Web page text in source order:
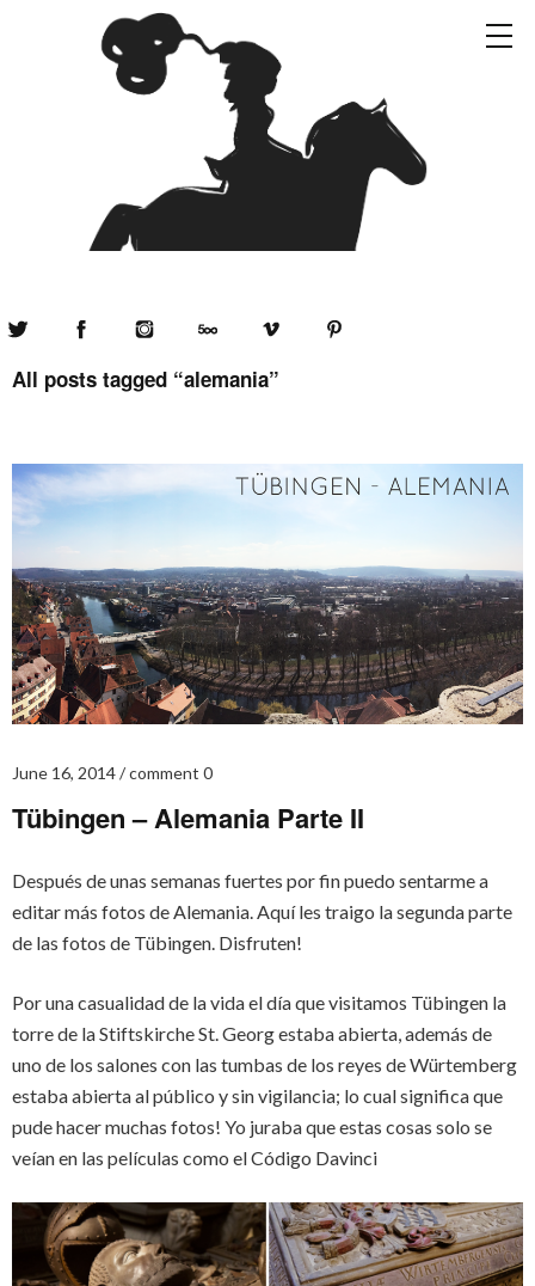
All posts tagged “alemania”
June 16, 2014 comment 0
Tübingen – Alemania Parte II
Después de unas semanas fuertes por fin puedo sentarme a
editar más fotos de Alemania. Aquí les traigo la segunda parte
de las fotos de Tübingen. Disfruten!
Por una casualidad de la vida el día que visitamos Tübingen la
torre de la Stiftskirche St. Georg estaba abierta, además de
uno de los salones con las tumbas de los reyes de Würtemberg
estaba abierta al público y sin vigilancia; lo cual significa que
pude hacer muchas fotos! Yo juraba que estas cosas solo se
veían en las películas como el Código Davinci